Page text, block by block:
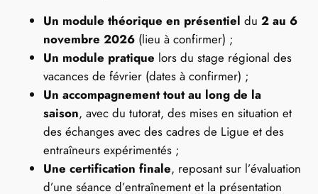
Un module théorique en présentiel du2 au 6
novembre 2026 (lieu à confirmer) ;
Un module pratique lors du stage régional des
vacances de février (dates à confirmer) ;
Un accompagnement tout au long de la
saison, avec du tutorat, des mises en situation et
des échanges avec des cadres de Ligue et des
entraîneurs expérimentés ;
Une certification finale, reposant sur l’évaluation
d’une séance d’entraînement et la présentation